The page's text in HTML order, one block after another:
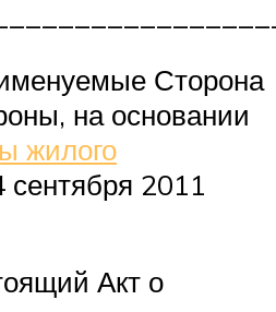
Сторона
на основании
жилого
сентября 2011
Акт о